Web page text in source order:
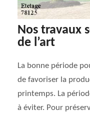
Nos travaux
de l’art
La bonne période
de favoriser la
printemps. La
à éviter. Pour